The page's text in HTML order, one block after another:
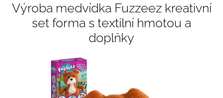
Výroba medvídka Fuzzeez kreativní
set forma s textilní hmotou a
doplňky